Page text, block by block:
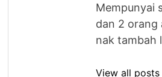
Mempunyai
dan 2 orang
nak tambah
View all posts